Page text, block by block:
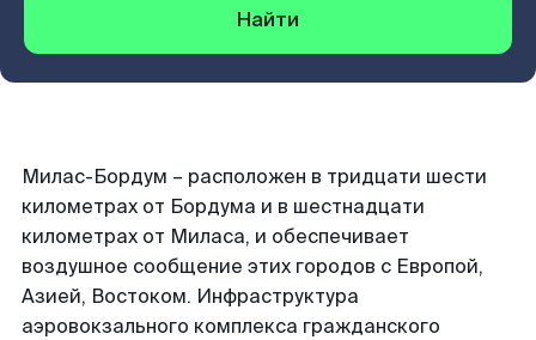
Найти
Милас-Бордум – расположен в тридцати шести
километрах от Бордума и в шестнадцати
километрах от Миласа, и обеспечивает
воздушное сообщение этих городов с Европой,
Азией, Востоком. Инфраструктура
аэровокзального комплекса гражданского